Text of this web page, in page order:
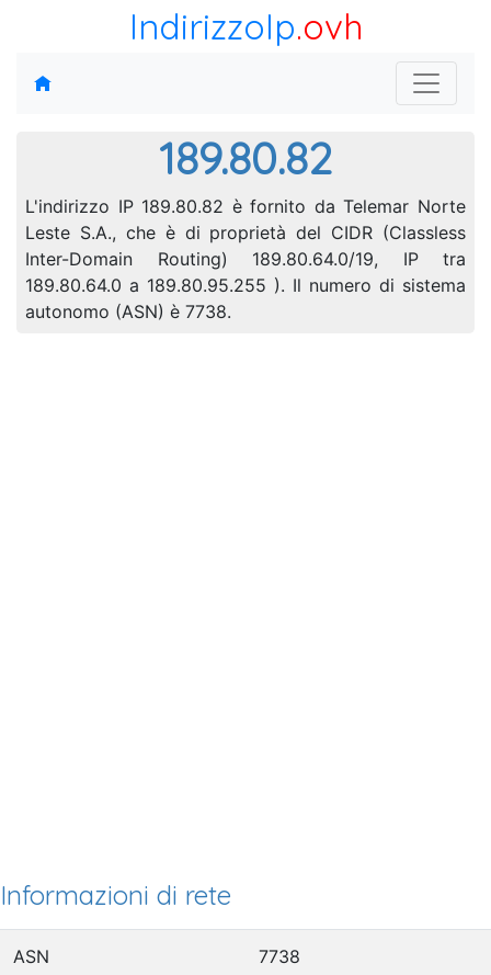
IndirizzoIp.ovh
189.80.82
L'indirizzo IP 189.80.82 è fornito da Telemar Norte
Leste S.A., che è di proprietà del CIDR (Classless
Inter-Domain Routing) 189.80.64.0/19, IP tra
189.80.64.0 a 189.80.95.255 ). Il numero di sistema
autonomo (ASN) è 7738.
Informazioni di rete
ASN 7738